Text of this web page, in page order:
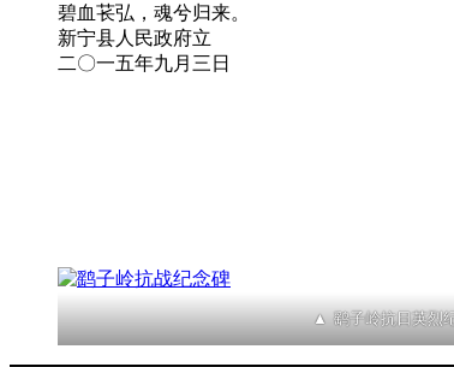
碧血苌弘，魂兮归来。
新宁县人民政府立
二〇一五年九月三日
鹞子岭抗日英烈